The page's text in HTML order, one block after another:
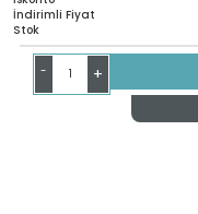
İndirimli Fiyat
Stok
- +